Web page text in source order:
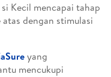
Kecil mencapai tahap
dengan stimulasi
yang
mencukupi